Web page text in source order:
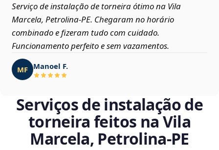
Serviço de instalação de torneira ótimo na Vila
Marcela, Petrolina‑PE. Chegaram no horário
combinado e fizeram tudo com cuidado.
Funcionamento perfeito e sem vazamentos.
MF Manoel F.
Serviços de instalação de
torneira feitos na Vila
Marcela, Petrolina‑PE